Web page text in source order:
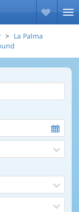
La Palma